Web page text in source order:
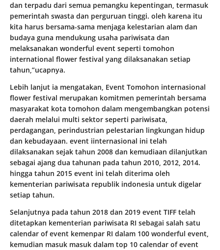
dan terpadu dari semua pemangku kepentingan, termasuk
pemerintah swasta dan perguruan tinggi. oleh karena itu
kita harus bersama-sama menjaga kelestarian alam dan
budaya guna mendukung usaha pariwisata dan
melaksanakan wonderful event seperti tomohon
international flower festival yang dilaksanakan setiap
tahun,”ucapnya.
Lebih lanjut ia mengatakan, Event Tomohon internasional
flower festival merupakan komitmen pemerintah bersama
masyarakat kota tomohon dalam mengembangkan potensi
daerah melalui multi sektor seperti pariwisata,
perdagangan, perindustrian pelestarian lingkungan hidup
dan kebudayaan. event iinternasional ini telah
dilaksanakan sejak tahun 2008 dan kemudiaan dilanjutkan
sebagai ajang dua tahunan pada tahun 2010, 2012, 2014.
hingga tahun 2015 event ini telah diterima oleh
kementerian pariwisata republik indonesia untuk digelar
setiap tahun.
Selanjutnya pada tahun 2018 dan 2019 event TIFF telah
ditetapkan kementerian pariwisata RI sebagai salah satu
calendar of event kemenpar RI dalam 100 wonderful event,
kemudian masuk masuk dalam top 10 calendar of event